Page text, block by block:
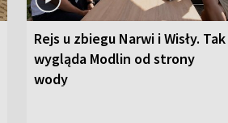
Rejs u zbiegu Narwi i Wisły. Tak
wygląda Modlin od strony
wody